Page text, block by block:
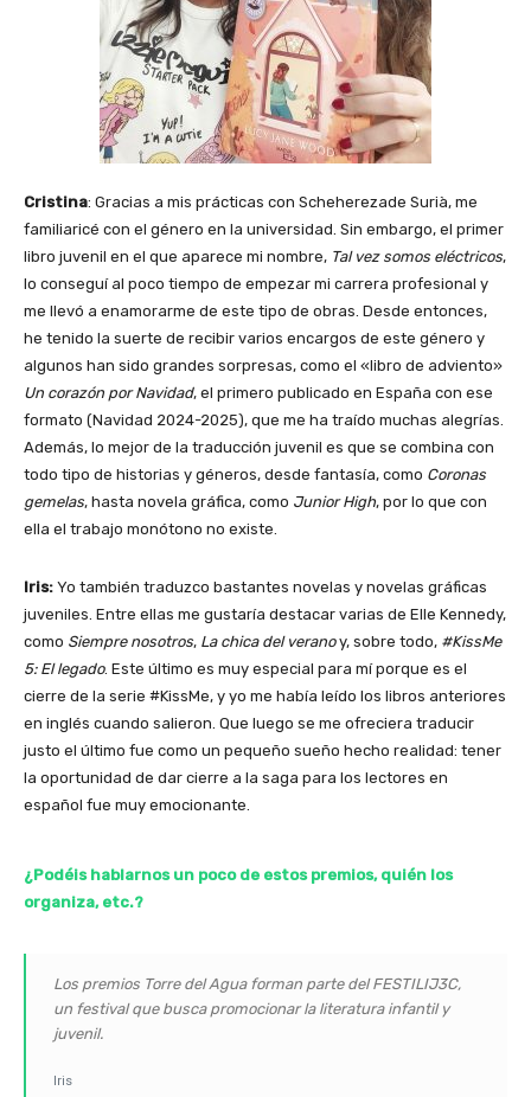
Cristina: Gracias a mis prácticas con Scheherezade Surià, me
familiaricé con el género en la universidad. Sin embargo, el primer
libro juvenil en el que aparece mi nombre, Tal vez somos eléctricos,
lo conseguí al poco tiempo de empezar mi carrera profesional y
me llevó a enamorarme de este tipo de obras. Desde entonces,
he tenido la suerte de recibir varios encargos de este género y
algunos han sido grandes sorpresas, como el «libro de adviento»
Un corazón por Navidad, el primero publicado en España con ese
formato (Navidad 2024-2025), que me ha traído muchas alegrías.
Además, lo mejor de la traducción juvenil es que se combina con
todo tipo de historias y géneros, desde fantasía, como Coronas
gemelas, hasta novela gráfica, como Junior High, por lo que con
ella el trabajo monótono no existe.
Iris: Yo también traduzco bastantes novelas y novelas gráficas
juveniles. Entre ellas me gustaría destacar varias de Elle Kennedy,
como Siempre nosotros, La chica del veranoy, sobre todo, #KissMe
5: El legado. Este último es muy especial para mí porque es el
cierre de la serie #KissMe, y yo me había leído los libros anteriores
en inglés cuando salieron. Que luego se me ofreciera traducir
justo el último fue como un pequeño sueño hecho realidad: tener
la oportunidad de dar cierre a la saga para los lectores en
español fue muy emocionante.
¿Podéis hablarnos un poco de estos premios, quién los
organiza, etc.?
Los premios Torre del Agua forman parte del FESTILIJ3C,
un festival que busca promocionar la literatura infantil y
juvenil.
Iris